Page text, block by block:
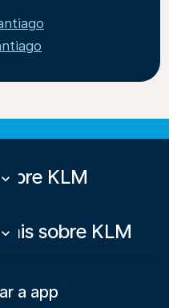
Sobre KLM
keyboard_arrow_down
Mais sobre KLM
keyboard_arrow_down
a app